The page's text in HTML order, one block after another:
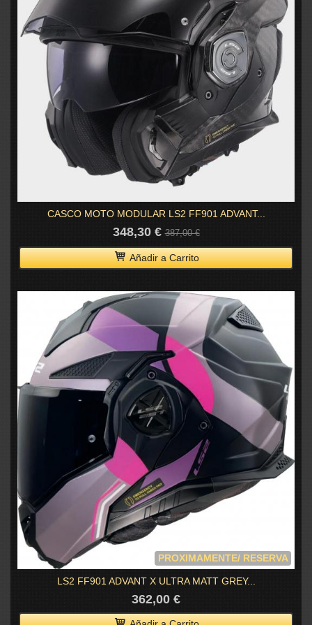
CASCO MOTO MODULAR LS2 FF901 ADVANT...
348,30 €387,00 €
Añadir a Carrito
PROXIMAMENTE/ RESERVA
LS2 FF901 ADVANT X ULTRA MATT GREY...
362,00 €